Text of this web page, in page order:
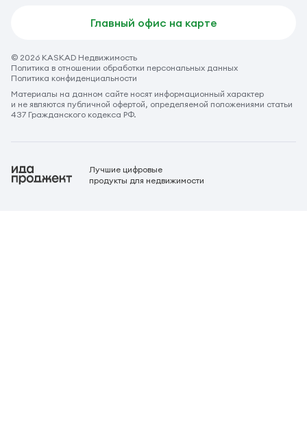
Главный офис на карте
© 2026 KASKAD Недвижимость
Политика в отношении обработки персональных данных
Политика конфиденциальности
Материалы на данном сайте носят информационный характер
и не являются публичной офертой, определяемой положениями статьи
437 Гражданского кодекса РФ.
Лучшие цифровые
продукты для недвижимости